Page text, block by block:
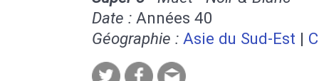
Date : Années 40
Géographie : Asie du Sud-Est |